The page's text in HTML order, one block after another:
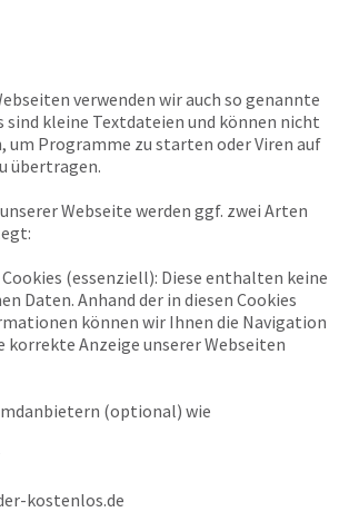
verwenden wir auch so genannte
sind kleine Textdateien und können nicht
um Programme zu starten oder Viren auf
übertragen.
Webseite werden ggf. zwei Arten
(essenziell): Diese enthalten keine
Daten. Anhand der in diesen Cookies
können wir Ihnen die Navigation
korrekte Anzeige unserer Webseiten
(optional) wie
kostenlos.de